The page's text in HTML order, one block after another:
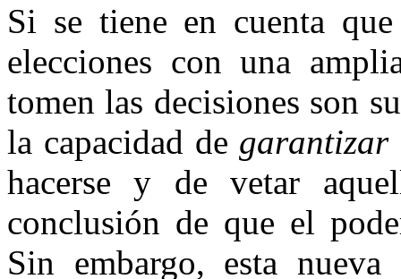
Si se tiene en cuenta
elecciones con una
tomen las decisiones son
la capacidad de garantizar
hacerse y de vetar
conclusión de que el
Sin embargo, esta